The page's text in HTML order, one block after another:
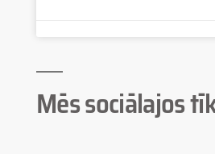
Mēs sociālajos